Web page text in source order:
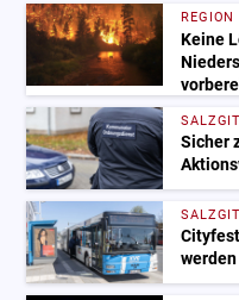
REGION
Keine
Sicher